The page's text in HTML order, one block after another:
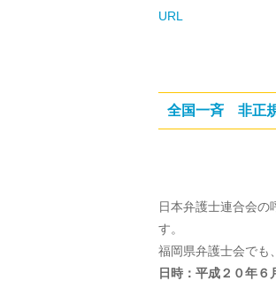
URL
全国一斉 非正
日本弁護士連合会の
す。
福岡県弁護士会でも
日時：平成２０年６